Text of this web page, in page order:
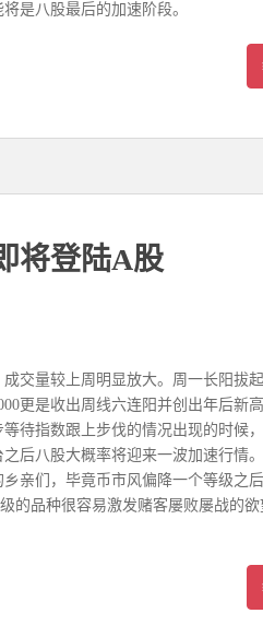
是八股最后的加速阶段。
将登陆A股
交量较上周明显放大。周一长阳拔
更是收出周线六连阳并创出年后新
待指数跟上步伐的情况出现的时候
后八股大概率将迎来一波加速行情
亲们，毕竟币市风偏降一个等级之
的品种很容易激发赌客屡败屡战的